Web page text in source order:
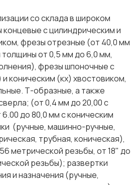
со склада в широком
с цилиндрическим и
фрезы отрезные (от 40,0 мм
толщины от 0,5 мм до 6,0 мм,
фрезы шпоночные с
коническим (кх) хвостовиком,
Т-образные, а также
(от 0,4 мм до 20,00 с
до 80,0 мм с коническим
(ручные, машинно-ручные,
трубная, коническая),
метрической резьбы, от 18" до
резьбы); развертки
и назначения (ручные,